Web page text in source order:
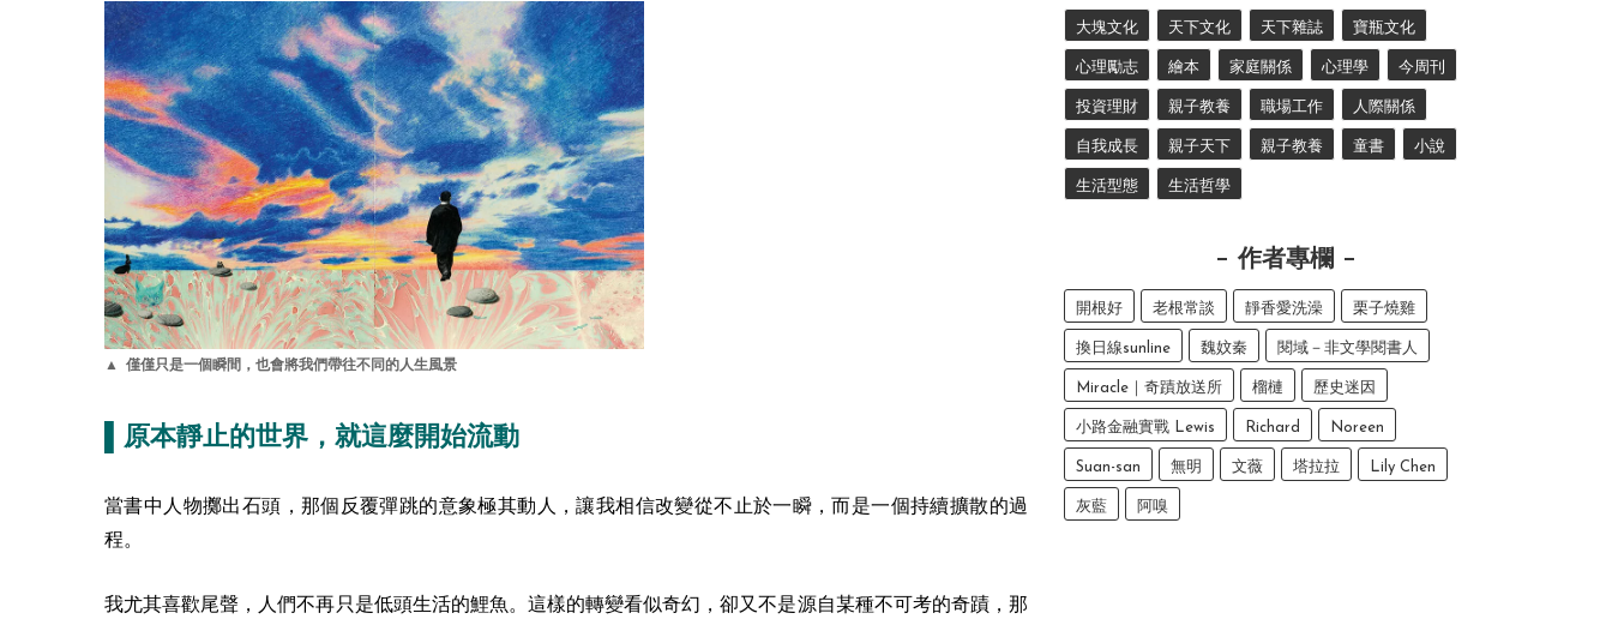
▲ 僅僅只是一個瞬間，也會將我們帶往不同的人生風景
▌原本靜止的世界，就這麼開始流動
當書中人物擲出石頭，那個反覆彈跳的意象極其動人，讓我相信改變從不止於一瞬，而是一個持續擴散的過
程。
我尤其喜歡尾聲，人們不再只是低頭生活的鯉魚。這樣的轉變看似奇幻，卻又不是源自某種不可考的奇蹟，那
大塊文化 天下文化 天下雜誌 寶瓶文化
心理勵志 繪本 家庭關係 心理學 今周刊
投資理財 親子教養 職場工作 人際關係
自我成長 親子天下 親子教養 童書 小說
生活型態 生活哲學
作者專欄
開根好 老根常談 靜香愛洗澡 栗子燒雞
換日線sunline 魏妏秦 閱域－非文學閱書人
Miracle｜奇蹟放送所 榴槤 歷史迷因
小路金融實戰 Lewis Richard Noreen
Suan-san 無明 文薇 塔拉拉 Lily Chen
灰藍 阿嗅